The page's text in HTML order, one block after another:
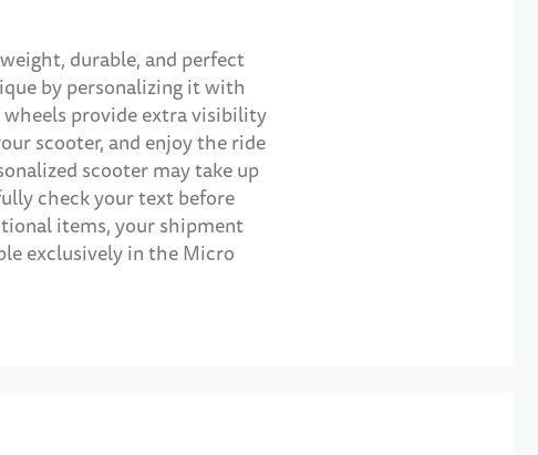
durable, and perfect
by personalizing it with
wheels provide extra visibility
scooter, and enjoy the ride
scooter may take up
check your text before
items, your shipment
exclusively in the Micro